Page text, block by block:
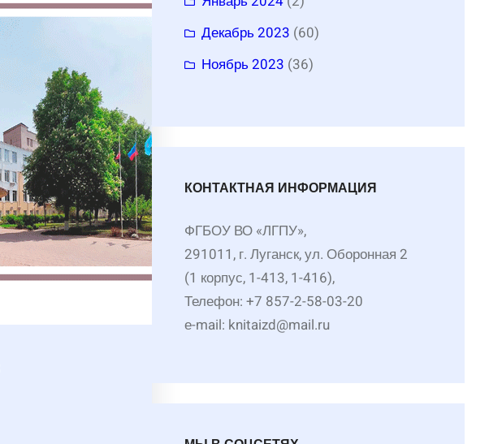
Декабрь 2023 (60)
Ноябрь 2023 (36)
КОНТАКТНАЯ ИНФОРМАЦИЯ
ФГБОУ ВО «ЛГПУ»,
291011, г. Луганск, ул. Оборонная 2
(1 корпус, 1-413, 1-416),
Телефон: +7 857-2-58-03-20
е-mail: knitaizd@mail.ru